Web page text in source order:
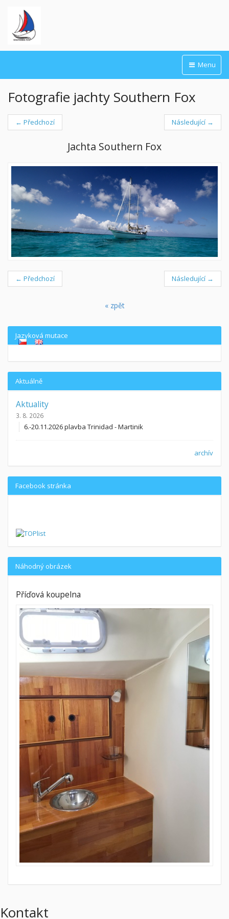
Menu
Fotografie jachty Southern Fox
← Předchozí Následující →
Jachta Southern Fox
← Předchozí Následující →
« zpět
Jazyková mutace
Aktuálně
Aktuality
3. 8. 2026
6.-20.11.2026 plavba Trinidad - Martinik
archív
Facebook stránka
Náhodný obrázek
Příďová koupelna
Kontakt